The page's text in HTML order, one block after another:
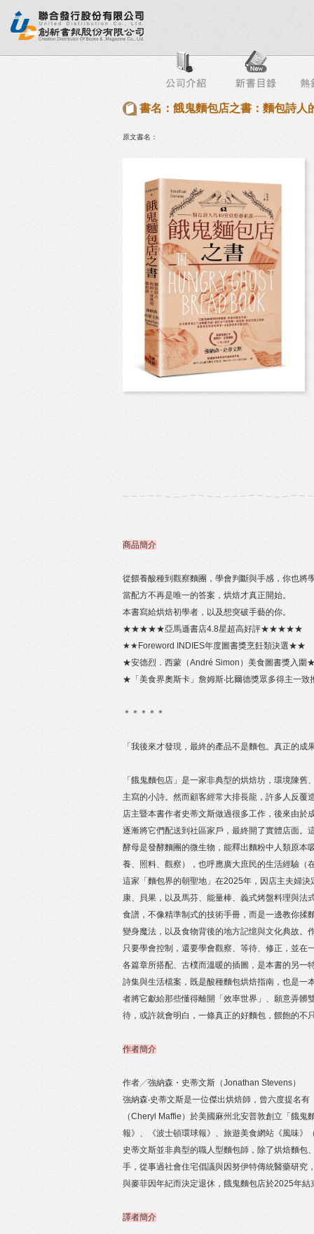
榜 出版社專區 書店專區 目錄下載 會員服務
書名：餓鬼麵包店之書：麵包詩人
原文書名：
商品簡介
從餵養酸種到觀察麵團，學會判斷與手感，你也將
當配方不再是唯一的答案，烘焙才真正開始。
本書寫給烘焙初學者，以及想突破手藝的你。
★★★★★亞馬遜書店4.8星超高好評★★★★★
★★Foreword INDIES年度圖書獎烹飪類決選★★
★安德烈．西蒙（André Simon）美食圖書獎入圍
★「美食界奧斯卡」詹姆斯‧比爾德獎眾多得主一
＊＊＊＊＊
「我後來才發現，最終的產品不是麵包。真正的成
「餓鬼麵包店」是一家非典型的烘焙坊，環境陳
主寫的小詩。然而顧客經常大排長龍，許多人反
店主暨本書作者史蒂文斯做過很多工作，後來由
逐漸將它們配送到社區家戶，最終開了實體店面
酵母是發酵麵團的微生物，能釋出麵粉中人類原本
養、照料、觀察），也呼應廣大庶民的生活經驗（
這家「麵包界的朝聖地」在2025年，因店主夫婦
康、貝果，以及馬芬、能量棒、義式烤盤料理與
食譜，不像精準制式的技術手冊，而是一邊教你揉
變身魔法，以及食物背後的地方記憶與文化典故。
只要學會控制，還要學會觀察、等待、修正，並在
各篇章所搭配、古樸而溫暖的插圖，是本書的另一
詩集與生活檔案，既是酸種麵包烘焙指南，也是一
者將它獻給那些懂得離開「效率世界」、願意弄髒
待，或許就會明白，一條真正的好麵包，餵飽的不
作者簡介
作者╱強納森・史蒂文斯（Jonathan Stevens）
強納森‧史蒂文斯是一位傑出烘焙師，曾六度提名
（Cheryl Maffie）於美國麻州北安普敦創立「餓
報》、《波士頓環球報》、旅遊美食網站《風味》
史蒂文斯並非典型的職人型麵包師，除了烘焙麵
手，從事過社會住宅倡議與因努伊特傳統醫藥研究
與麥菲因年紀而決定退休，餓鬼麵包店於2025年
譯者簡介